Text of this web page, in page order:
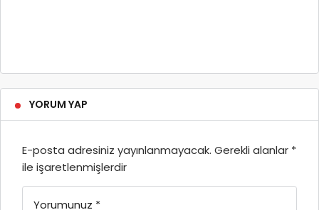
YORUM YAP
E-posta adresiniz yayınlanmayacak. Gerekli alanlar *
ile işaretlenmişlerdir
Yorumunuz *